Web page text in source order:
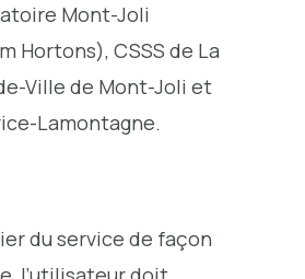
Mont-Joli
Hortons), CSSS de La
Ville de Mont-Joli et
Lamontagne.
du service de façon